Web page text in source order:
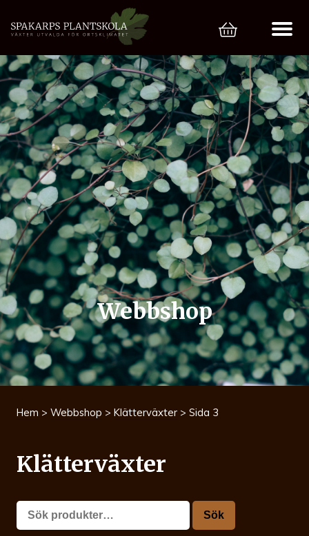
Webbshop
Hem > Webbshop > Klätterväxter > Sida 3
Klätterväxter
Sök
efter:
Sök